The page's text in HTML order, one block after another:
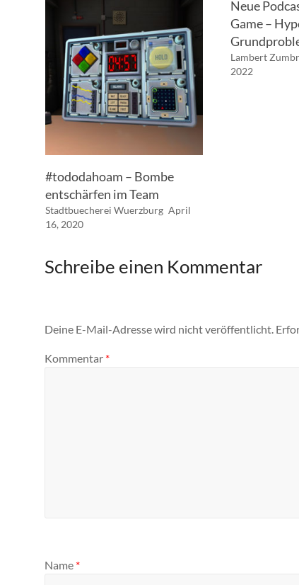
#tododahoam – Bombe
entschärfen im Team
Stadtbuecherei Wuerzburg April
16, 2020
Neue
Game –
Lambert
2022
Schreibe einen Kommentar
Deine E-Mail-Adresse wird nicht veröffentlicht.
Kommentar *
Name *